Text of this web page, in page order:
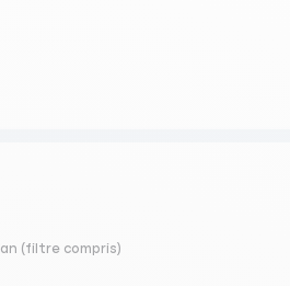
(filtre compris)